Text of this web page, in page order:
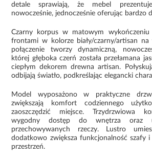
detale sprawiają, że mebel
nowocześnie, jednocześnie oferując bardzo
Czarny korpus w matowym wykończeniu
frontami w kolorze biały/czarny/artisan na
połączenie tworzy dynamiczną,
której głęboka czerń została przełamana
ciepłym dekorem drewna artisan.
odbijają światło, podkreślając elegancki
Model wyposażono w praktyczne
zwiększają komfort codziennego
zaoszczędzić miejsce. Trzydrzwiowa
wygodny dostęp do wnętrza oraz
przechowywanych rzeczy. Lustro
dodatkowo zwiększa funkcjonalność szafy
przestrzeń.